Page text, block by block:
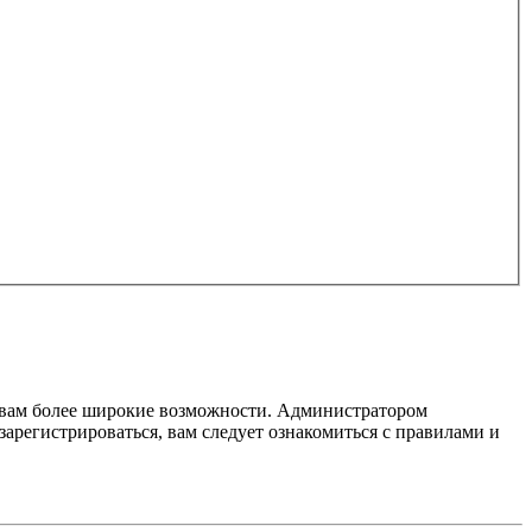
более широкие возможности. Администратором
вам следует ознакомиться с правилами и